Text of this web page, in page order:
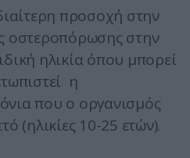
προσοχή στην
οστεροπόρωσης στην
ηλικία όπου μπορεί
η
που ο οργανισμός
(ηλικίες 10-25 ετών).